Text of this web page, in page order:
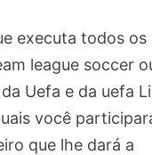
executa todos os
league soccer
Uefa e da uefa
você
que lhe dará a